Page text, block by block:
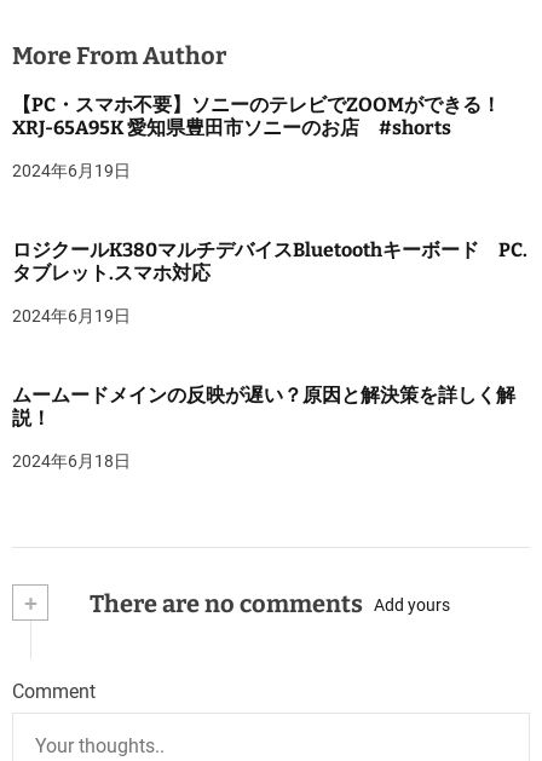
More From Author
【PC・スマホ不要】ソニーのテレビでZOOMができる！
XRJ-65A95K 愛知県豊田市ソニーのお店 #shorts
2024年6月19日
ロジクールK380マルチデバイスBluetoothキーボード PC.
タブレット.スマホ対応
2024年6月19日
ムームードメインの反映が遅い？原因と解決策を詳しく解
説！
2024年6月18日
+ There are no comments Add yours
Comment